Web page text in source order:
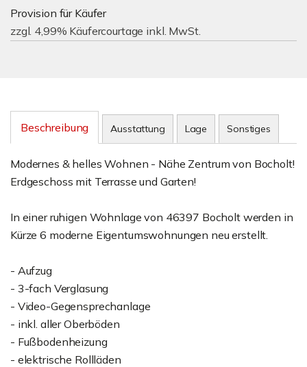
Provision für Käufer
zzgl. 4,99% Käufercourtage inkl. MwSt.
Beschreibung Ausstattung Lage Sonstiges
Modernes & helles Wohnen - Nähe Zentrum von Bocholt!
Erdgeschoss mit Terrasse und Garten!
In einer ruhigen Wohnlage von 46397 Bocholt werden in
Kürze 6 moderne Eigentumswohnungen neu erstellt.
- Aufzug
- 3-fach Verglasung
- Video-Gegensprechanlage
- inkl. aller Oberböden
- Fußbodenheizung
- elektrische Rollläden